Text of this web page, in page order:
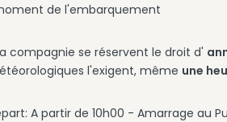
de l'embarquement
compagnie se réservent le droit d'
l'exigent, même une
A partir de 10h00 - Amarrage au